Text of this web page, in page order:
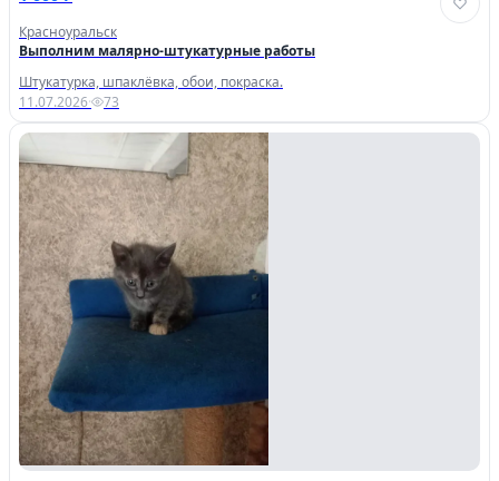
Красноуральск
Выполним малярно-штукатурные работы
Штукатурка, шпаклёвка, обои, покраска.
11.07.2026· 73